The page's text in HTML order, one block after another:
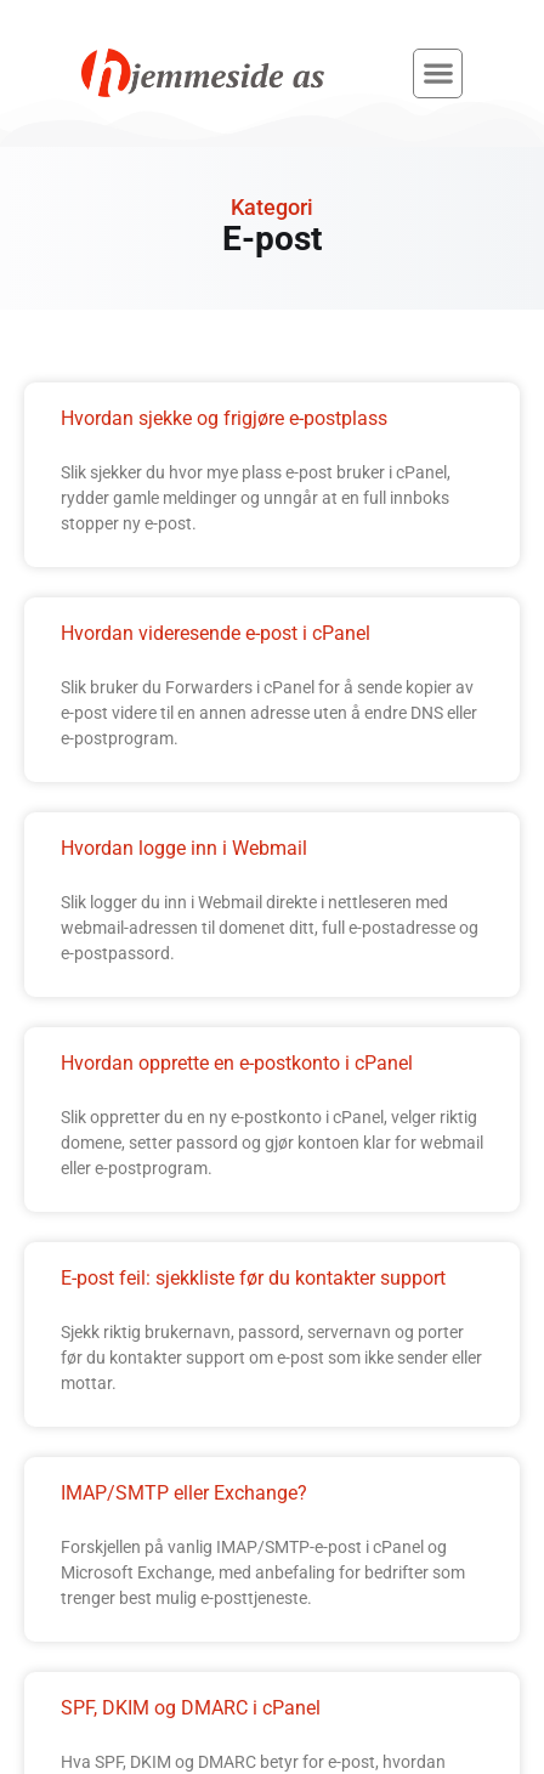
Kategori
E-post
Hvordan sjekke og frigjøre e-postplass
Slik sjekker du hvor mye plass e-post bruker i cPanel,
rydder gamle meldinger og unngår at en full innboks
stopper ny e-post.
Hvordan videresende e-post i cPanel
Slik bruker du Forwarders i cPanel for å sende kopier av
e-post videre til en annen adresse uten å endre DNS eller
e-postprogram.
Hvordan logge inn i Webmail
Slik logger du inn i Webmail direkte i nettleseren med
webmail-adressen til domenet ditt, full e-postadresse og
e-postpassord.
Hvordan opprette en e-postkonto i cPanel
Slik oppretter du en ny e-postkonto i cPanel, velger riktig
domene, setter passord og gjør kontoen klar for webmail
eller e-postprogram.
E-post feil: sjekkliste før du kontakter support
Sjekk riktig brukernavn, passord, servernavn og porter
før du kontakter support om e-post som ikke sender eller
mottar.
IMAP/SMTP eller Exchange?
Forskjellen på vanlig IMAP/SMTP-e-post i cPanel og
Microsoft Exchange, med anbefaling for bedrifter som
trenger best mulig e-posttjeneste.
SPF, DKIM og DMARC i cPanel
Hva SPF, DKIM og DMARC betyr for e-post, hvordan